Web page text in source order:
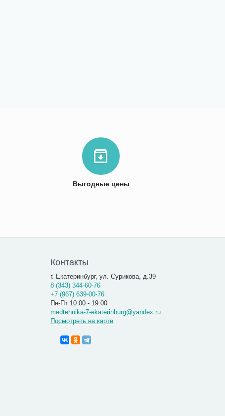
Выгодные цены
Контакты
г. Екатеринбург, ул. Сурикова, д.39
8 (343) 344-60-76
+7 (967) 639-00-76
Пн-Пт 10.00 - 19.00
medtehnika-7-ekaterinburg@yandex.ru
Посмотреть на карте